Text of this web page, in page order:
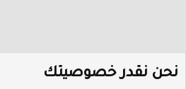
نحن نقدر خصوصيتك